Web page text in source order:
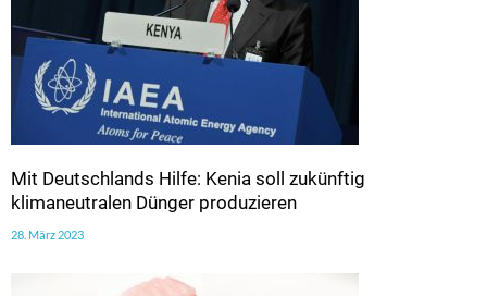
Mit Deutschlands Hilfe: Kenia soll zukünftig
klimaneutralen Dünger produzieren
28. März 2023